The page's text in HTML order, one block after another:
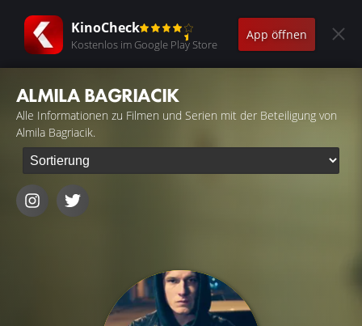
KinoCheck
Kostenlos im Google Play Store
App öffnen
ALMILA BAGRIACIK
Alle Informationen zu Filmen und Serien mit der Beteiligung von
Almila Bagriacik.